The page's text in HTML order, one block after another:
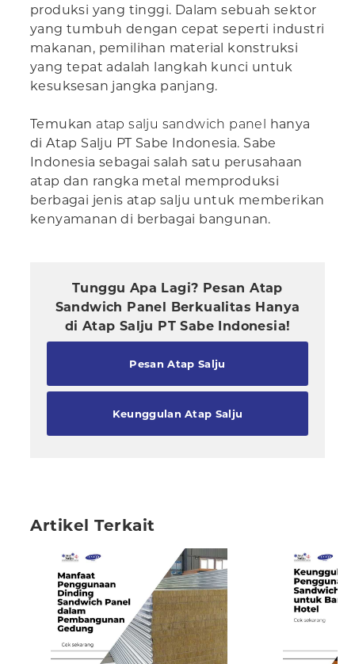
produksi yang tinggi. Dalam sebuah sektor
yang tumbuh dengan cepat seperti industri
makanan, pemilihan material konstruksi
yang tepat adalah langkah kunci untuk
kesuksesan jangka panjang.
Temukan atap salju sandwich panel
hanya
di Atap Salju PT Sabe Indonesia. Sabe
Indonesia sebagai salah satu perusahaan
atap dan rangka metal memproduksi
berbagai jenis atap salju untuk memberikan
kenyamanan di berbagai bangunan.
Tunggu Apa Lagi? Pesan Atap
Sandwich Panel Berkualitas Hanya
di Atap Salju PT Sabe Indonesia!
Pesan Atap Salju
Keunggulan Atap Salju
Artikel Terkait